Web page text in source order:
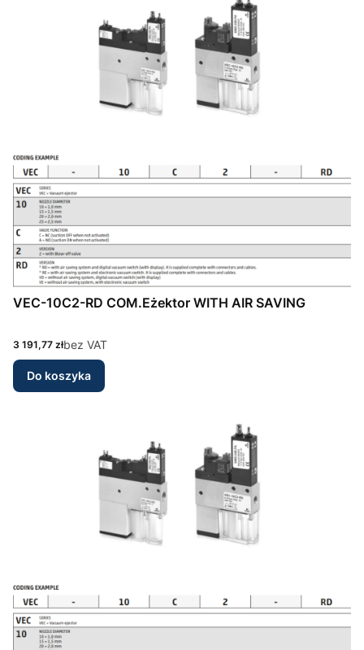
VEC-10C2-RD COM.Eżektor WITH AIR SAVING
Cena
3 191,77 złbez VAT
Do koszyka